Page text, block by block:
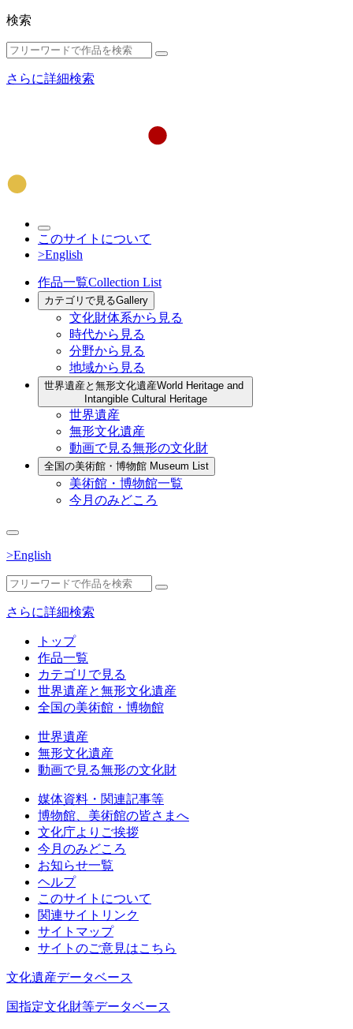
検索
さらに詳細検索
このサイトについて
>English
作品一覧Collection List
カテゴリで見るGallery
文化財体系から見る
時代から見る
分野から見る
地域から見る
世界遺産と無形文化遺産World Heritage and
Intangible Cultural Heritage
世界遺産
無形文化遺産
動画で見る無形の文化財
全国の美術館・博物館 Museum List
美術館・博物館一覧
今月のみどころ
>English
さらに詳細検索
トップ
作品一覧
カテゴリで見る
世界遺産と無形文化遺産
全国の美術館・博物館
世界遺産
無形文化遺産
動画で見る無形の文化財
媒体資料・関連記事等
博物館、美術館の皆さまへ
文化庁よりご挨拶
今月のみどころ
お知らせ一覧
ヘルプ
このサイトについて
関連サイトリンク
サイトマップ
サイトのご意見はこちら
文化遺産データベース
国指定文化財等データベース